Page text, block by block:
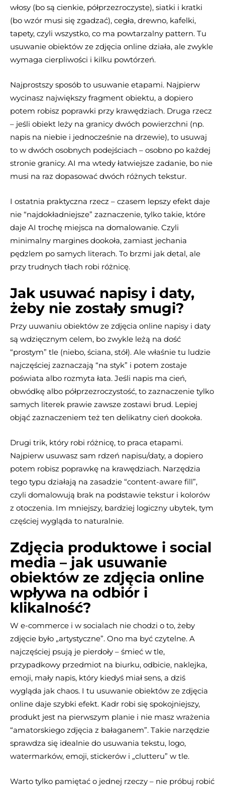
włosy (bo są cienkie, półprzezroczyste), siatki i kratki
(bo wzór musi się zgadzać), cegła, drewno, kafelki,
tapety, czyli wszystko, co ma powtarzalny pattern. Tu
usuwanie obiektów ze zdjęcia online działa, ale zwykle
wymaga cierpliwości i kilku powtórzeń.
Najprostszy sposób to usuwanie etapami. Najpierw
wycinasz największy fragment obiektu, a dopiero
potem robisz poprawki przy krawędziach. Druga rzecz
– jeśli obiekt leży na granicy dwóch powierzchni (np.
napis na niebie i jednocześnie na drzewie), to usuwaj
to w dwóch osobnych podejściach – osobno po każdej
stronie granicy. AI ma wtedy łatwiejsze zadanie, bo nie
musi na raz dopasować dwóch różnych tekstur.
I ostatnia praktyczna rzecz – czasem lepszy efekt daje
nie “najdokładniejsze” zaznaczenie, tylko takie, które
daje AI trochę miejsca na domalowanie. Czyli
minimalny margines dookoła, zamiast jechania
pędzlem po samych literach. To brzmi jak detal, ale
przy trudnych tłach robi różnicę.
Jak usuwać napisy i daty,
żeby nie zostały smugi?
Przy uuwaniu obiektów ze zdjęcia online napisy i daty
są wdzięcznym celem, bo zwykle leżą na dość
“prostym” tle (niebo, ściana, stół). Ale właśnie tu ludzie
najczęściej zaznaczają “na styk” i potem zostaje
poświata albo rozmyta łata. Jeśli napis ma cień,
obwódkę albo półprzezroczystość, to zaznaczenie tylko
samych literek prawie zawsze zostawi brud. Lepiej
objąć zaznaczeniem też ten delikatny cień dookoła.
Drugi trik, który robi różnicę, to praca etapami.
Najpierw usuwasz sam rdzeń napisu/daty, a dopiero
potem robisz poprawkę na krawędziach. Narzędzia
tego typu działają na zasadzie “content-aware fill”,
czyli domalowują brak na podstawie tekstur i kolorów
z otoczenia. Im mniejszy, bardziej logiczny ubytek, tym
częściej wygląda to naturalnie.
Zdjęcia produktowe i social
media – jak usuwanie
obiektów ze zdjęcia online
wpływa na odbiór i
klikalność?
W e-commerce i w socialach nie chodzi o to, żeby
zdjęcie było „artystyczne”. Ono ma być czytelne. A
najczęściej psują je pierdoły – śmieć w tle,
przypadkowy przedmiot na biurku, odbicie, naklejka,
emoji, mały napis, który kiedyś miał sens, a dziś
wygląda jak chaos. I tu usuwanie obiektów ze zdjęcia
online daje szybki efekt. Kadr robi się spokojniejszy,
produkt jest na pierwszym planie i nie masz wrażenia
“amatorskiego zdjęcia z bałaganem”. Takie narzędzie
sprawdza się idealnie do usuwania tekstu, logo,
watermarków, emoji, stickerów i „clutteru” w tle.
Warto tylko pamiętać o jednej rzeczy – nie próbuj robić